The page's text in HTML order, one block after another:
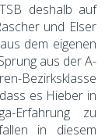
deshalb auf
und Elser
dem eigenen
aus der A-
Bezirksklasse
es Hieber in
Erfahrung zu
in diesem